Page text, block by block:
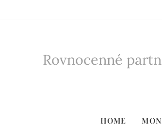
Rovnocenné
HOME